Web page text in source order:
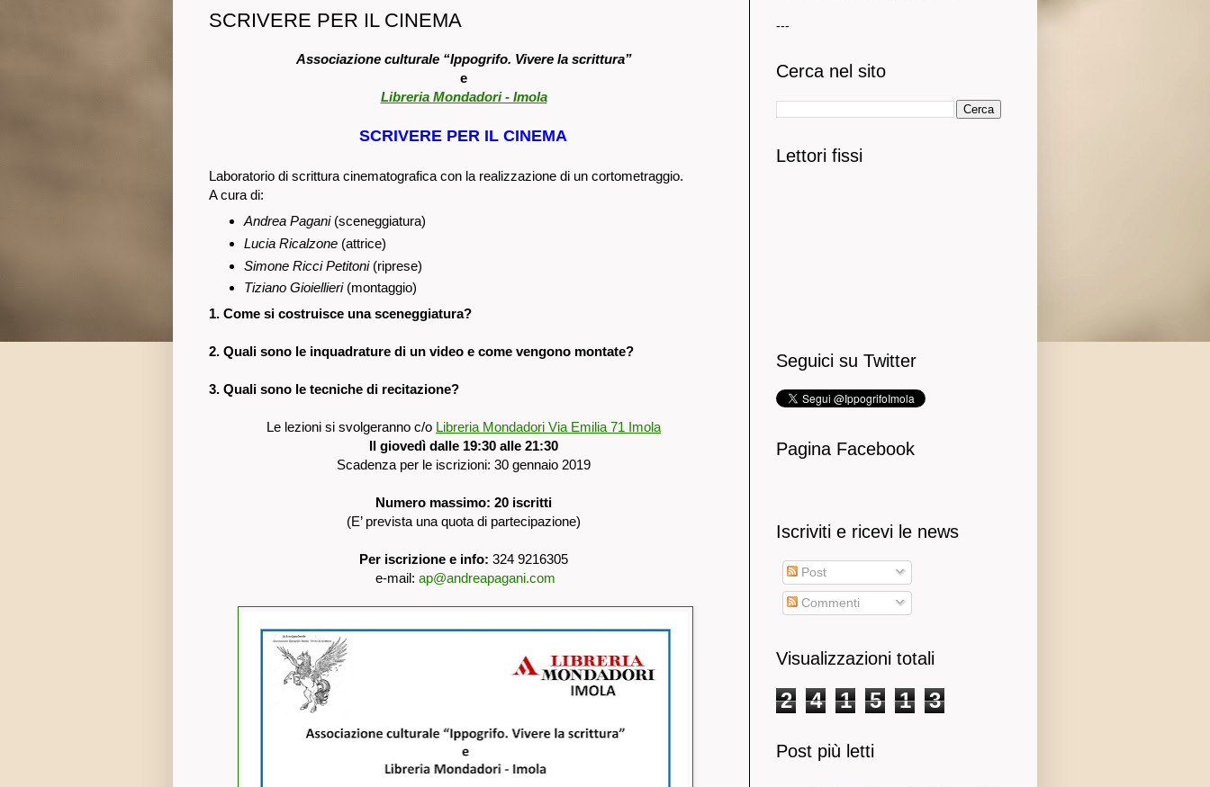
SCRIVERE PER IL CINEMA
Associazione culturale “Ippogrifo. Vivere la scrittura”
e
Libreria Mondadori - Imola
SCRIVERE PER IL CINEMA
Laboratorio di scrittura cinematografica con la realizzazione di un cortometraggio.
A cura di:
Andrea Pagani(sceneggiatura)
Lucia Ricalzone(attrice)
Simone Ricci Petitoni(riprese)
Tiziano Gioiellieri(montaggio)
1. Come si costruisce una sceneggiatura?
2. Quali sono le inquadrature di un video e come vengono montate?
3. Quali sono le tecniche di recitazione?
Le lezioni si svolgeranno c/o Libreria Mondadori Via Emilia 71 Imola
Il giovedì dalle 19:30 alle 21:30
Scadenza per le iscrizioni: 30 gennaio 2019
Numero massimo: 20 iscritti
(E’ prevista una quota di partecipazione)
Per iscrizione e info: 324 9216305
e-mail: ap@andreapagani.com
---
Cerca nel sito
Lettori fissi
Seguici su Twitter
Pagina Facebook
Iscriviti e ricevi le news
Post
Commenti
Visualizzazioni totali
2 4 1 5 1 3
Post più letti